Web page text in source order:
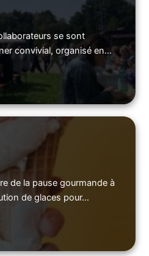
se sont
convivial, organisé en…
de la pause gourmande à
de glaces pour…